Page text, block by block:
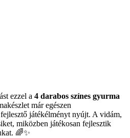
ezzel a 4 darabos színes gyurma
már egészen
játékélményt nyújt. A vidám,
miközben játékosan fejlesztik
🌈✨